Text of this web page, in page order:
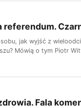
jak wyjść z
Mówią o tym Piotr
Fala